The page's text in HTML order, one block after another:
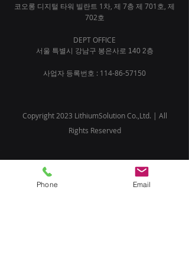
코오롱 디지털 타워 빌란트 1차, 제 7층 제 701호, 제
702호
DEPT OFFICE
서울 특별시 강남구 봉은사로 140 2층
사업자 등록번호 : 114-86-57150
Copyright 2023 LithiumSolution Co.,Ltd. | All
Rights Reserved
Phone Email